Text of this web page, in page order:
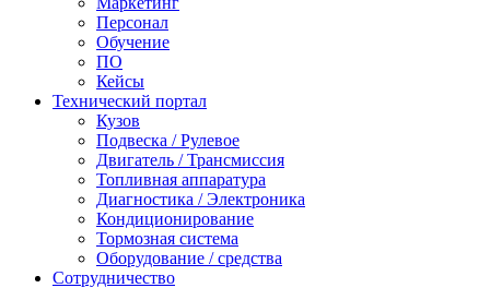
Персонал
Обучение
ПО
Кейсы
Технический портал
Кузов
Подвеска / Рулевое
Двигатель / Трансмиссия
Топливная аппаратура
Диагностика / Электроника
Кондиционирование
Тормозная система
Оборудование / средства
Сотрудничество